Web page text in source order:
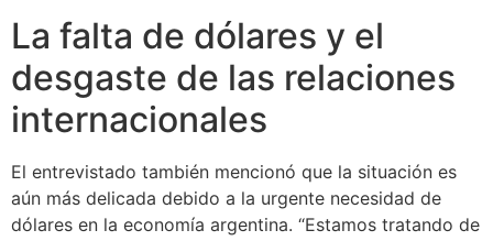
La falta de dólares y el
desgaste de las relaciones
internacionales
El entrevistado también mencionó que la situación es
aún más delicada debido a la urgente necesidad de
dólares en la economía argentina. “Estamos tratando de